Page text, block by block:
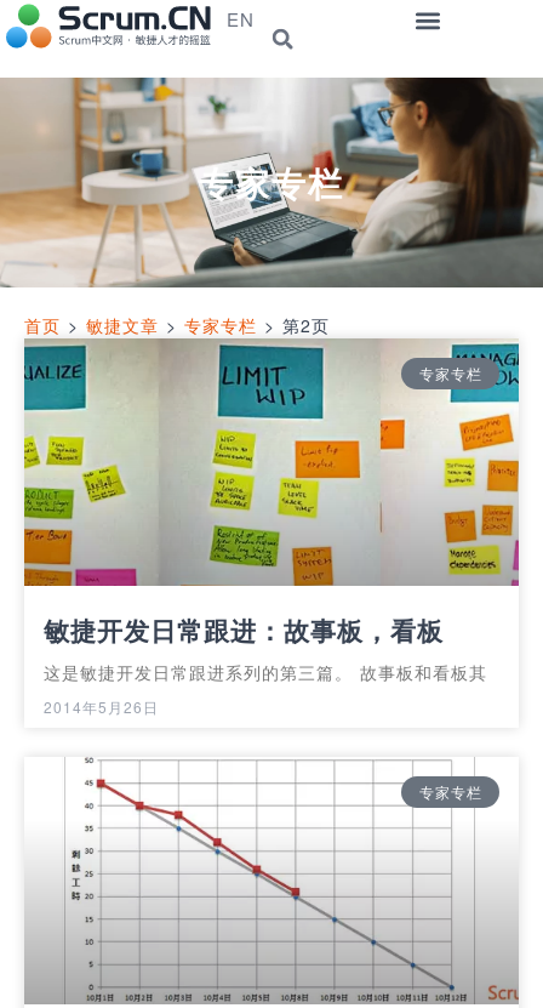
EN
专家专栏
首页 > 敏捷文章 > 专家专栏 > 第2页
专家专栏
敏捷开发日常跟进：故事板，看板
这是敏捷开发日常跟进系列的第三篇。 故事板和看板其
2014年5月26日
专家专栏